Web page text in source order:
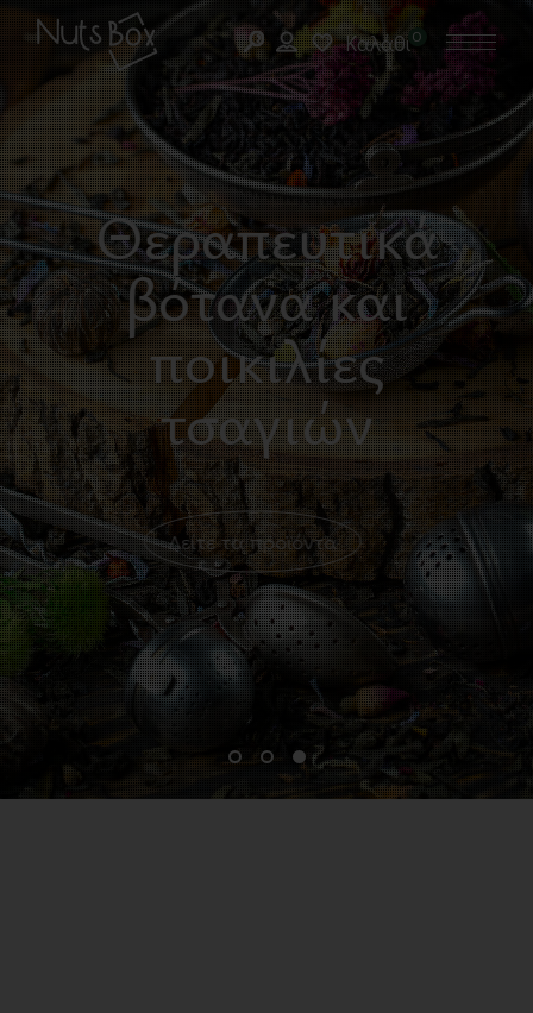
Καλάθι0
Θεραπευτικά
βότανα και
ποικιλίες
τσαγιών
Δείτε τα προϊόντα